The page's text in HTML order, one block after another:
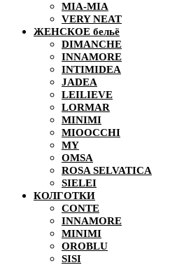
MIA-MIA
VERY NEAT
ЖЕНСКОЕ бельё
DIMANCHE
INNAMORE
INTIMIDEA
JADEA
LEILIEVE
LORMAR
MINIMI
MIOOCCHI
MY
OMSA
ROSA SELVATICA
SIELEI
КОЛГОТКИ
CONTE
INNAMORE
MINIMI
OROBLU
SISI